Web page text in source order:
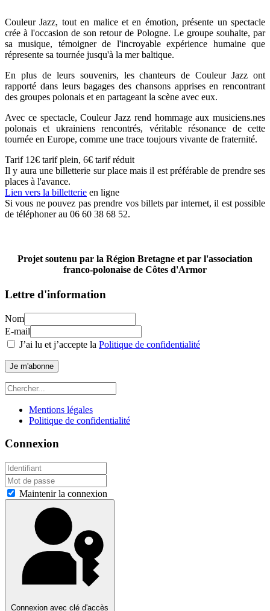
Couleur Jazz, tout en malice et en émotion, présente un spectacle
crée à l'occasion de son retour de Pologne. Le groupe souhaite, par
sa musique, témoigner de l'incroyable expérience humaine que
répresente sa tournée jusqu'à la mer baltique.
En plus de leurs souvenirs, les chanteurs de Couleur Jazz ont
rapporté dans leurs bagages des chansons apprises en rencontrant
des groupes polonais et en partageant la scène avec eux.
Avec ce spectacle, Couleur Jazz rend hommage aux musiciens.nes
polonais et ukrainiens rencontrés, véritable résonance de cette
tournée en Europe, comme une trace toujours vivante de fraternité.
Tarif 12€ tarif plein, 6€ tarif réduit
Il y aura une billetterie sur place mais il est préférable de prendre ses
places à l'avance.
Lien vers la billetterie en ligne
Si vous ne pouvez pas prendre vos billets par internet, il est possible
de téléphoner au 06 60 38 68 52.
Projet soutenu par la Région Bretagne et par l'association
franco-polonaise de Côtes d'Armor
Lettre d'information
Nom
E-mail
J’ai lu et j’accepte la Politique de confidentialité
Je m'abonne
Mentions légales
Politique de confidentialité
Connexion
Maintenir la connexion
Connexion avec clé d'accès